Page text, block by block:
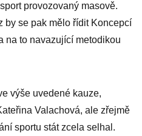
provozovaný masově.
by se pak mělo řídit Koncepcí
na to navazující metodikou
výše uvedené kauze,
Valachová, ale zřejmě
sportu stát zcela selhal.